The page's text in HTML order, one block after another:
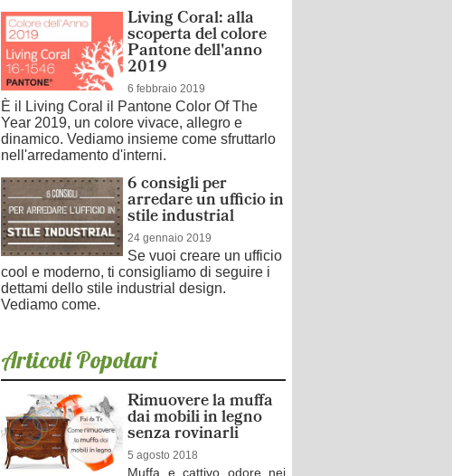
Living Coral: alla
scoperta del colore
Pantone dell'anno
2019
6 febbraio 2019
È il Living Coral il Pantone Color Of The
Year 2019, un colore vivace, allegro e
dinamico. Vediamo insieme come sfruttarlo
nell'arredamento d'interni.
6 consigli per
arredare un ufficio in
stile industrial
24 gennaio 2019
Se vuoi creare un ufficio
cool e moderno, ti consigliamo di seguire i
dettami dello stile industrial design.
Vediamo come.
Articoli Popolari
Rimuovere la muffa
dai mobili in legno
senza rovinarli
5 agosto 2018
Muffa e cattivo odore nei